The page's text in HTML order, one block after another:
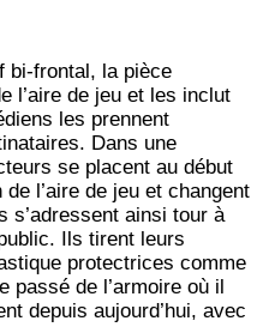
bi-frontal, la pièce
l’aire de jeu et les inclut
les prennent
Dans une
se placent au début
l’aire de jeu et changent
s’adressent ainsi tour à
Ils tirent leurs
protectrices comme
passé de l’armoire où il
depuis aujourd’hui, avec